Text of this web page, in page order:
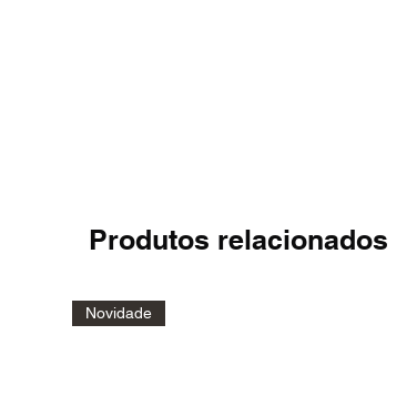
Produtos relacionados
Novidade